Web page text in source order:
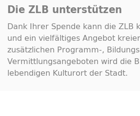
Die ZLB unterstützen
Dank Ihrer Spende kann die ZLB
und ein vielfältiges Angebot
zusätzlichen Programm-,
Vermittlungsangeboten wird die
lebendigen Kulturort der Stadt.